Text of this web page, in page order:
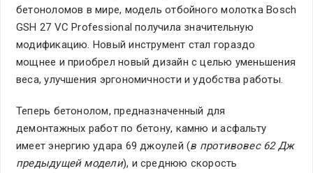
бетоноломов в мире, модель отбойного молотка Bosch
GSH 27 VC Professional получила значительную
модификацию. Новый инструмент стал гораздо
мощнее и приобрел новый дизайн с целью уменьшения
веса, улучшения эргономичности и удобства работы.
Теперь бетонолом, предназначенный для
демонтажных работ по бетону, камню и асфальту
имеет энергию удара 69 джоулей (в противовес 62 Дж
предыдущей модели), и среднюю скорость